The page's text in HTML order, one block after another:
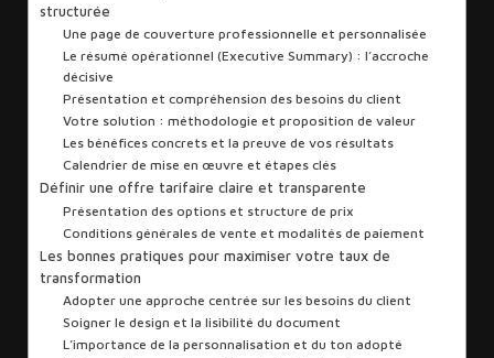
structurée
Une page de couverture professionnelle et personnalisée
Le résumé opérationnel (Executive Summary) : l’accroche
décisive
Présentation et compréhension des besoins du client
Votre solution : méthodologie et proposition de valeur
Les bénéfices concrets et la preuve de vos résultats
Calendrier de mise en œuvre et étapes clés
Définir une offre tarifaire claire et transparente
Présentation des options et structure de prix
Conditions générales de vente et modalités de paiement
Les bonnes pratiques pour maximiser votre taux de
transformation
Adopter une approche centrée sur les besoins du client
Soigner le design et la lisibilité du document
L’importance de la personnalisation et du ton adopté